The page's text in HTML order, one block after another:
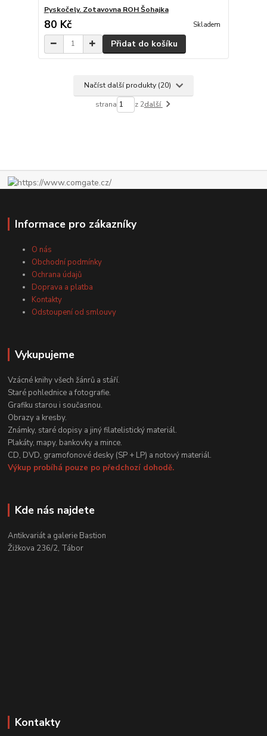
Pyskočely. Zotavovna ROH Šohajka
80 Kč Skladem
Přidat do košíku
Načíst další produkty (20)
strana z 2další
Informace pro zákazníky
O nás
Obchodní podmínky
Ochrana údajů
Doprava a platba
Kontakty
Odstoupení od smlouvy
Vykupujeme
Vzácné knihy všech žánrů a stáří.
Staré pohlednice a fotografie.
Grafiku starou i současnou.
Obrazy a kresby.
Známky, staré dopisy a jiný filatelistický materiál.
Plakáty, mapy, bankovky a mince.
CD, DVD, gramofonové desky (SP + LP) a notový materiál.
Výkup probíhá pouze po předchozí dohodě.
Kde nás najdete
Antikvariát a galerie Bastion
Žižkova 236/2, Tábor
Kontakty